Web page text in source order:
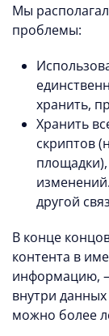
Мы
проблемы:
хранить,
Хранить
скриптов
другой
В конце
контента в
информацию,
внутри
можно более